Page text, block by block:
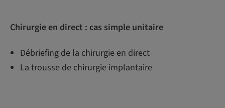
Chirurgie en direct : cas simple unitaire
Débriefing de la chirurgie en direct
La trousse de chirurgie implantaire